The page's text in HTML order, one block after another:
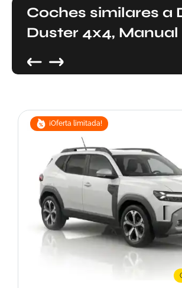
Coches similares a
Duster 4x4, Manual
¡Oferta limitada!